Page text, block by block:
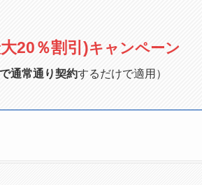
20％割引)キャンペーン
通常通り契約するだけで適用）